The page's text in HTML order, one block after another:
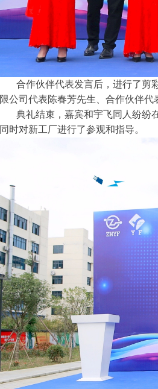
合作伙伴代表发言后，进行了剪
限公司代表陈春芳先生、合作伙伴
典礼结束，嘉宾和宇飞同人纷纷
同时对新工厂进行了参观和指导。